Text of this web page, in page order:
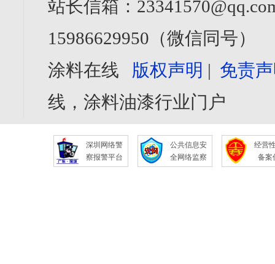
站长信箱：
15986629950（微信同号）
涂料在线 版权声明 | 免责
线，涂料油漆行业门户
深圳网络警
察报警平台
公共信息安
全网络监察
经营
备案